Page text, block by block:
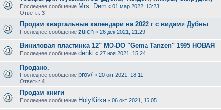
Последнее сообщение Mrs. Dem « 01 мар 2022, 13:23
Ответы: 3
Продам квартальные календари на 2022 г с видами Дубны
Последнее сообщение zuich « 26 дек 2021, 21:29
Виниловая пластинка 12" MO-DO "Gema Tanzen" 1995 НОВАЯ
Последнее сообщение denki « 27 ноя 2021, 15:24
Продано.
Последнее сообщение prov/ « 20 окт 2021, 18:11
Ответы: 4
Продам книги
Последнее сообщение HolyKirka « 06 окт 2021, 16:05